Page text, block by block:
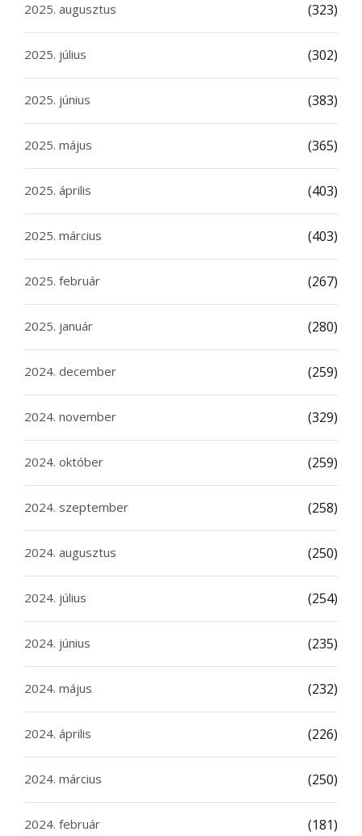
2025. augusztus (323)
2025. július (302)
2025. június (383)
2025. május (365)
2025. április (403)
2025. március (403)
2025. február (267)
2025. január (280)
2024. december (259)
2024. november (329)
2024. október (259)
2024. szeptember (258)
2024. augusztus (250)
2024. július (254)
2024. június (235)
2024. május (232)
2024. április (226)
2024. március (250)
2024. február (181)